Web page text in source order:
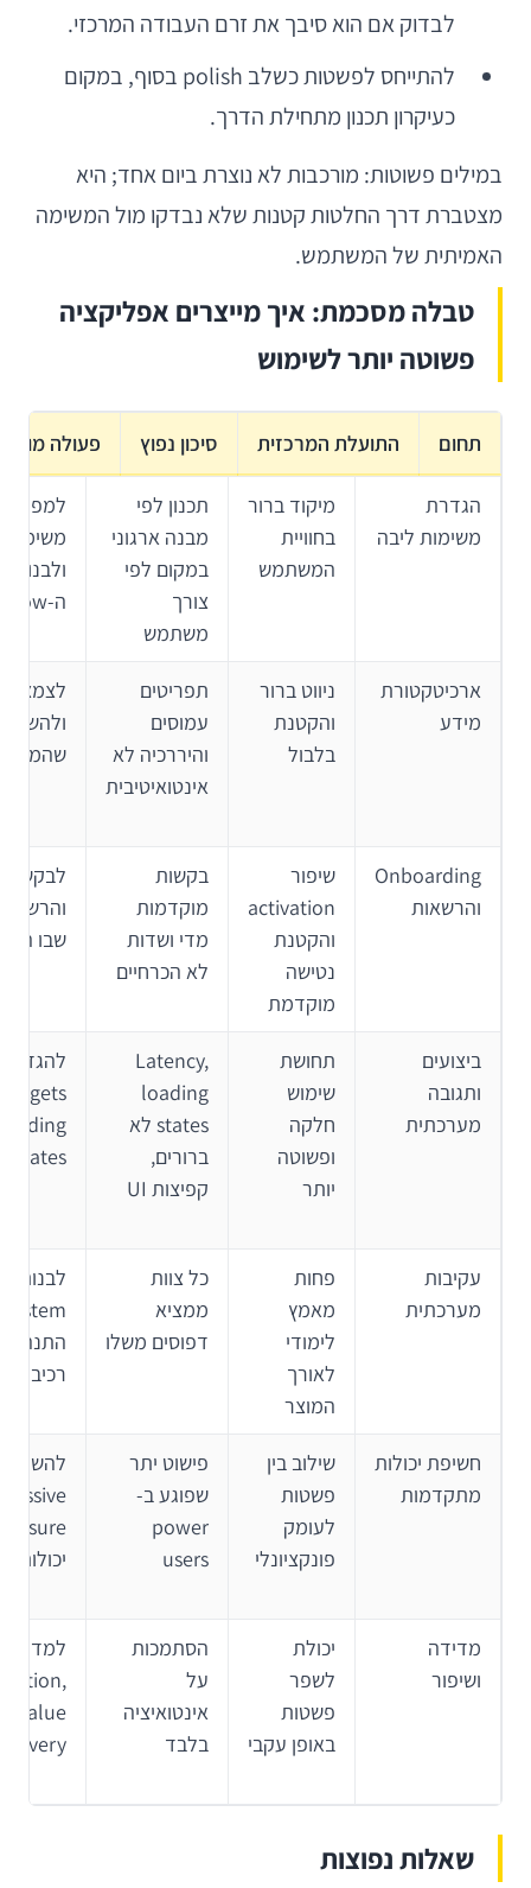
לבדוק אם הוא סיבך את זרם העבודה המרכזי.
להתייחס לפשטות כשלב polish בסוף, במקום
כעיקרון תכנון מתחילת הדרך.
במילים פשוטות: מורכבות לא נוצרת ביום אחד; היא
מצטברת דרך החלטות קטנות שלא נבדקו מול המשימה
האמיתית של המשתמש.
טבלה מסכמת: איך מייצרים אפליקציה
פשוטה יותר לשימוש
תחום התועלת המרכזית סיכון נפוץ פעולה
הגדרת
משימות ליבה
מיקוד ברור
בחוויית
המשתמש
תכנון לפי
מבנה ארגוני
במקום לפי
צורך
משתמש
משימות
ולבנות
ה-flow
ארכיטקטורת
מידע
ניווט ברור
והקטנת
בלבול
תפריטים
עמוסים
והיררכיה לא
אינטואיטיבית
לצמצם
Onboarding
והרשאות
שיפור
activation
והקטנת
נטישה
מוקדמת
בקשות
מוקדמות
מדי ושדות
לא הכרחיים
לבקש
שבו הם
ביצועים
ותגובה
מערכתית
תחושת
שימוש
חלקה
ופשוטה
יותר
Latency,
loading
states לא
ברורים,
קפיצות UI
states
עקיבות
מערכתית
פחות
מאמץ
לימודי
לאורך
המוצר
כל צוות
ממציא
דפוסים משלו
רכיבים
חשיפת יכולות
מתקדמות
שילוב בין
פשטות
לעומק
פונקציונלי
פישוט יתר
שפוגע ב-
power
users
יכולות
מדידה
ושיפור
יכולת
לשפר
פשטות
באופן עקבי
הסתמכות
על
אינטואיציה
בלבד
שאלות נפוצות